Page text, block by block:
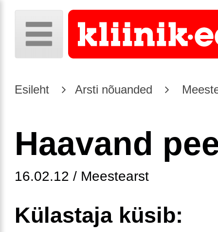
Esileht Arsti nõuanded
Haavand
16.02.12 / Meestearst
Külastaja küsib: